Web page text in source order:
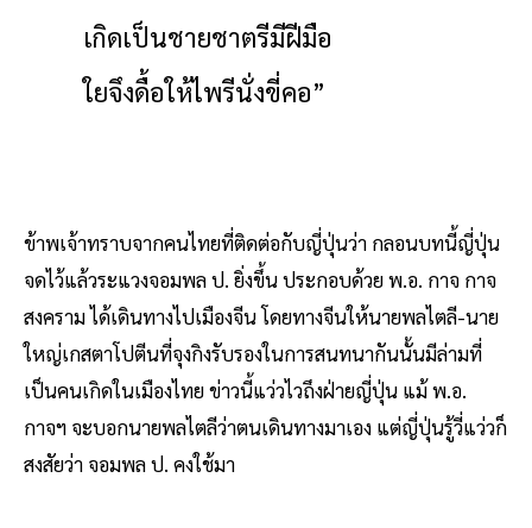
เกิดเป็นชายชาตรีมีฝีมือ
ใยจึงดื้อให้ไพรีนั่งขี่คอ”
ข้าพเจ้าทราบจากคนไทยที่ติดต่อกับญี่ปุ่นว่า กลอนบทนี้ญี่ปุ่น
จดไว้แล้วระแวงจอมพล ป. ยิ่งขึ้น ประกอบด้วย พ.อ. กาจ กาจ
สงคราม ได้เดินทางไปเมืองจีน โดยทางจีนให้นายพลไตลี-นาย
ใหญ่เกสตาโปตีนที่จุงกิงรับรองในการสนทนากันนั้นมีล่ามที่
เป็นคนเกิดในเมืองไทย ข่าวนี้แว่วไวถึงฝ่ายญี่ปุ่น แม้ พ.อ.
กาจฯ จะบอกนายพลไตลีว่าตนเดินทางมาเอง แต่ญี่ปุ่นรู้วี่แว่วก็
สงสัยว่า จอมพล ป. คงใช้มา